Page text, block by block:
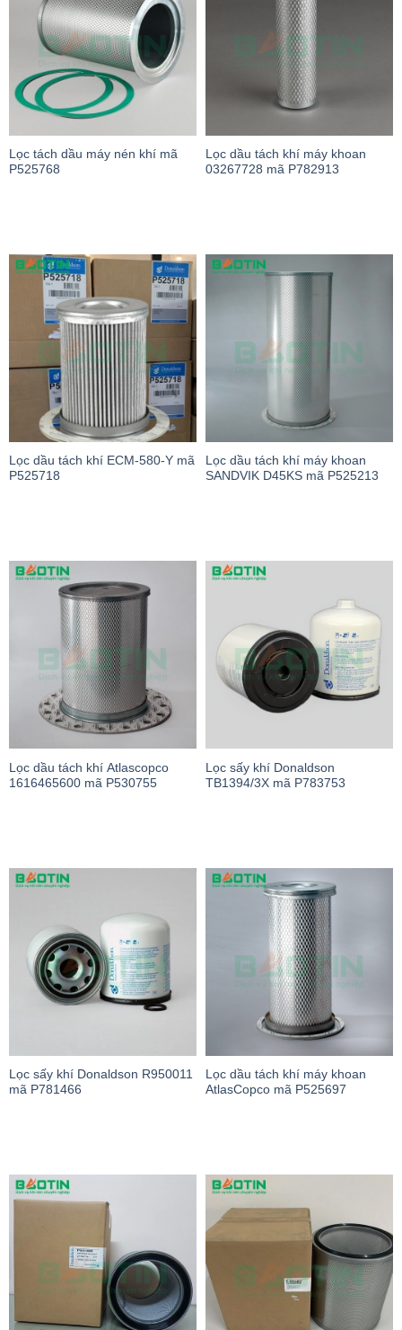
Lọc tách dầu máy nén khí mã
P525768
Lọc dầu tách khí máy khoan
03267728 mã P782913
Lọc dầu tách khí ECM-580-Y mã
P525718
Lọc dầu tách khí máy khoan
SANDVIK D45KS mã P525213
Lọc dầu tách khí Atlascopco
1616465600 mã P530755
Lọc sấy khí Donaldson
TB1394/3X mã P783753
Lọc sấy khí Donaldson R950011
mã P781466
Lọc dầu tách khí máy khoan
AtlasCopco mã P525697